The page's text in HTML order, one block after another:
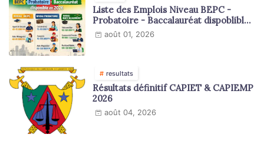
Liste des Emplois Niveau BEPC -
Probatoire - Baccalauréat dispoblible
en 2026
août 01, 2026
resultats
Résultats définitif CAPIET & CAPIEMP
2026
août 04, 2026